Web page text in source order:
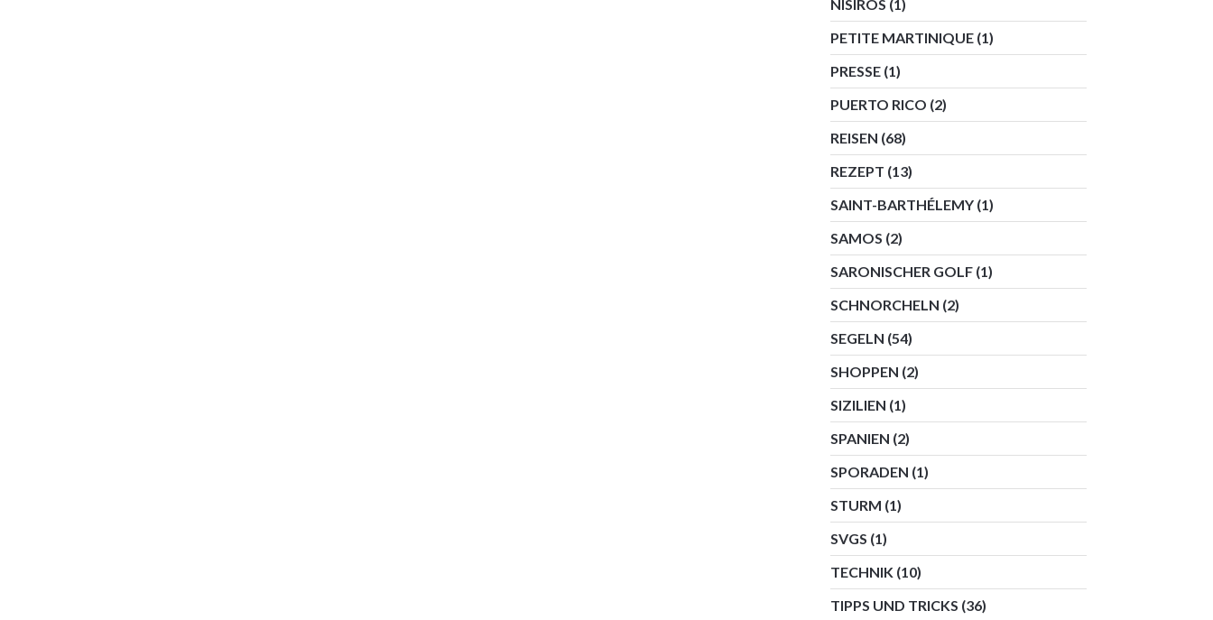
NISIROS (1)
PETITE MARTINIQUE (1)
PRESSE (1)
PUERTO RICO (2)
REISEN (68)
REZEPT (13)
SAINT-BARTHÉLEMY (1)
SAMOS (2)
SARONISCHER GOLF (1)
SCHNORCHELN (2)
SEGELN (54)
SHOPPEN (2)
SIZILIEN (1)
SPANIEN (2)
SPORADEN (1)
STURM (1)
SVGS (1)
TECHNIK (10)
TIPPS UND TRICKS (36)